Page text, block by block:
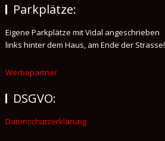
Parkplätze:
Eigene Parkplätze mit Vidal angeschrieben
links hinter dem Haus, am Ende der Strasse!
Werbepartner
DSGVO:
Datenschutzerklärung